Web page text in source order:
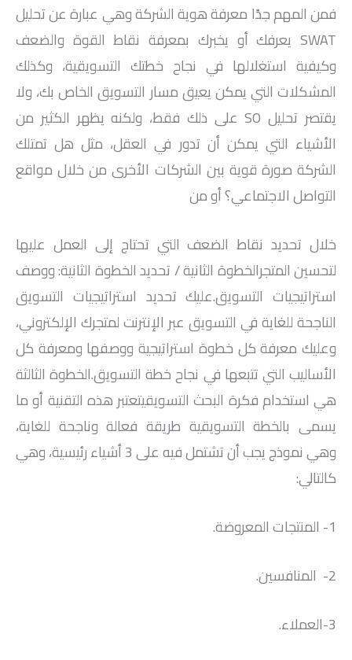
فمن المهم جدًا معرفة هوية الشركة وهي عبارة عن تحليل
SWAT يعرفك أو يخبرك بمعرفة نقاط القوة والضعف
وكيفية استغلالها في نجاح خطتك التسويقية، وكذلك
المشكلات التي يمكن يعيق مسار التسويق الخاص بك، ولا
يقتصر تحليل SO على ذلك فقط، ولكنه يظهر الكثير من
الأشياء التي يمكن أن تدور في العقل، مثل هل تمتلك
الشركة صورة قوية بين الشركات الأخرى من خلال مواقع
التواصل الاجتماعي؟ أو من
خلال تحديد نقاط الضعف التي تحتاج إلى العمل عليها
لتحسين المتجرالخطوة الثانية / تحديد الخطوة الثانية: ووصف
استراتيجيات التسويق.عليك تحديد استراتيجيات التسويق
الناجحة للغاية في التسويق عبر الإنترنت لمتجرك الإلكتروني،
وعليك معرفة كل خطوة استراتيجية ووصفها ومعرفة كل
الأساليب التي تتبعها في نجاح خطة التسويق.الخطوة الثالثة
هي استخدام فكرة البحث التسويقيتعتبر هذه التقنية أو ما
يسمى بالخطة التسويقية طريقة فعالة وناجحة للغاية،
وهي نموذج يجب أن تشتمل فيه على 3 أشياء رئيسية، وهي
كالتالي:
1- المنتجات المعروضة.
2- المنافسين.
3-العملاء.